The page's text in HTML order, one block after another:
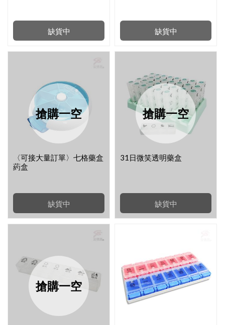
缺貨中 缺貨中
搶購一空
缺貨中
〈可接大量訂單〉七格藥盒
葯盒
搶購一空
缺貨中
31日微笑透明藥盒
搶購一空